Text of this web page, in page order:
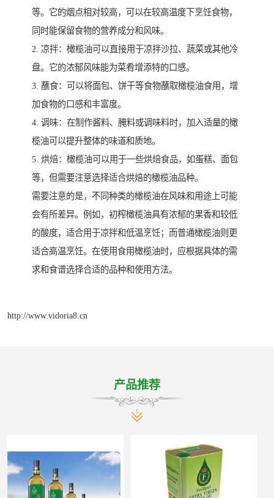
等。它的烟点相对较高，可以在较高温度下烹饪食物，
同时能保留食物的营养成分和风味。
2. 凉拌：橄榄油可以直接用于凉拌沙拉、蔬菜或其他冷
盘。它的浓郁风味能为菜肴增添特的口感。
3. 蘸食：可以将面包、饼干等食物蘸取橄榄油食用，增
加食物的口感和丰富度。
4. 调味：在制作酱料、腌料或调味料时，加入适量的橄
榄油可以提升整体的味道和质地。
5. 烘焙：橄榄油可以用于一些烘焙食品，如蛋糕、面包
等，但需要注意选择适合烘焙的橄榄油品种。
需要注意的是，不同种类的橄榄油在风味和用途上可能
会有所差异。例如，初榨橄榄油具有浓郁的果香和较低
的酸度，适合用于凉拌和低温烹饪；而普通橄榄油则更
适合高温烹饪。在使用食用橄榄油时，应根据具体的需
求和食谱选择合适的品种和使用方法。
http://www.vidoria8.cn
产品推荐